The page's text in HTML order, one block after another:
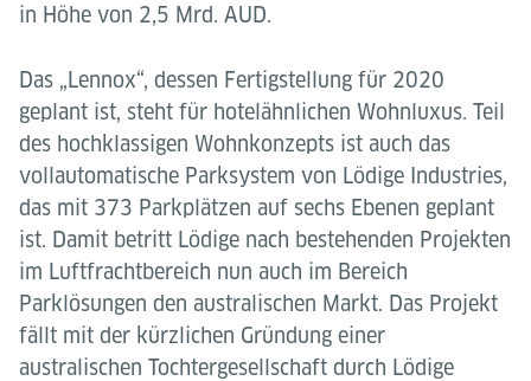
in Höhe von 2,5 Mrd. AUD.
Das „Lennox“, dessen Fertigstellung für 2020
geplant ist, steht für hotelähnlichen Wohnluxus. Teil
des hochklassigen Wohnkonzepts ist auch das
vollautomatische Parksystem von Lödige Industries,
das mit 373 Parkplätzen auf sechs Ebenen geplant
ist. Damit betritt Lödige nach bestehenden Projekten
im Luftfrachtbereich nun auch im Bereich
Parklösungen den australischen Markt. Das Projekt
fällt mit der kürzlichen Gründung einer
australischen Tochtergesellschaft durch Lödige